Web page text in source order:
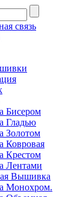
связь
Бисером
Гладью
Золотом
Ковровая
Крестом
Лентами
Вышивка
Монохром.